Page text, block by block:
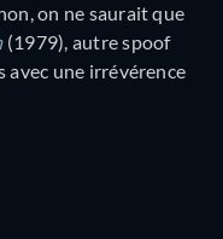
on ne saurait que
(1979), autre spoof
une irrévérence